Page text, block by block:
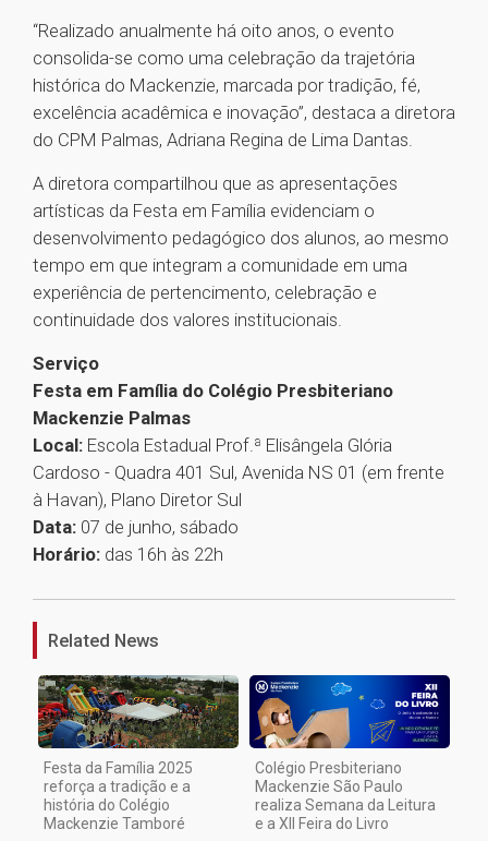
“Realizado anualmente há oito anos, o evento
consolida-se como uma celebração da trajetória
histórica do Mackenzie, marcada por tradição, fé,
excelência acadêmica e inovação”, destaca a diretora
do CPM Palmas, Adriana Regina de Lima Dantas.
A diretora compartilhou que as apresentações
artísticas da Festa em Família evidenciam o
desenvolvimento pedagógico dos alunos, ao mesmo
tempo em que integram a comunidade em uma
experiência de pertencimento, celebração e
continuidade dos valores institucionais.
Serviço
Festa em Família do Colégio Presbiteriano
Mackenzie Palmas
Local: Escola Estadual Prof.ª Elisângela Glória
Cardoso - Quadra 401 Sul, Avenida NS 01 (em frente
à Havan), Plano Diretor Sul
Data: 07 de junho, sábado
Horário: das 16h às 22h
Related News
Festa da Família 2025
reforça a tradição e a
história do Colégio
Mackenzie Tamboré
Colégio Presbiteriano
Mackenzie São Paulo
realiza Semana da Leitura
e a XII Feira do Livro